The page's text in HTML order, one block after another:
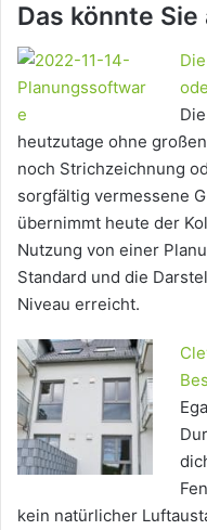
Das könnte
heutzutage ohne
noch Strichzeichnung
sorgfältig vermessene
übernimmt heute der
Nutzung von einer
Standard und die
Niveau erreicht.
kein natürlicher